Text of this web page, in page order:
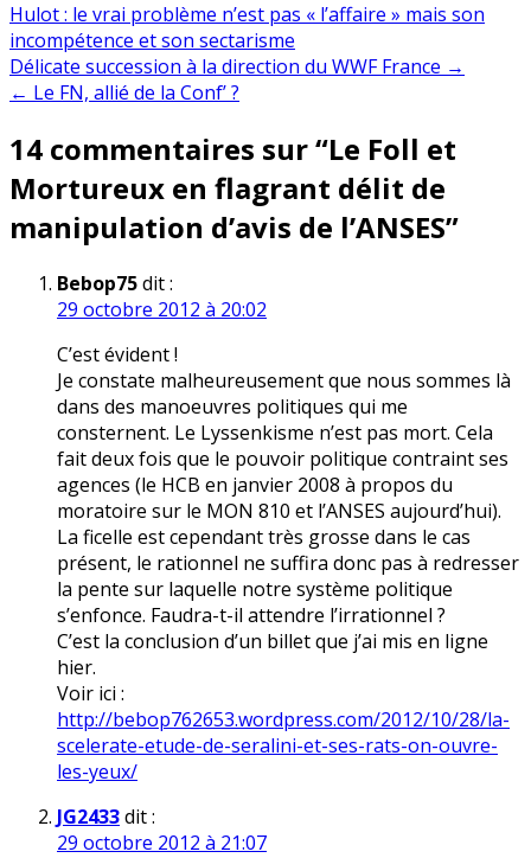
Hulot : le vrai problème n’est pas « l’affaire » mais son
incompétence et son sectarisme
Navigation
de
l’article
Délicate succession à la direction du WWF France →
← Le FN, allié de la Conf’ ?
14 commentaires sur “Le Foll et
Mortureux en flagrant délit de
manipulation d’avis de l’ANSES”
Bebop75dit :
29 octobre 2012 à 20:02
C’est évident !
Je constate malheureusement que nous sommes là
dans des manoeuvres politiques qui me
consternent. Le Lyssenkisme n’est pas mort. Cela
fait deux fois que le pouvoir politique contraint ses
agences (le HCB en janvier 2008 à propos du
moratoire sur le MON 810 et l’ANSES aujourd’hui).
La ficelle est cependant très grosse dans le cas
présent, le rationnel ne suffira donc pas à redresser
la pente sur laquelle notre système politique
s’enfonce. Faudra-t-il attendre l’irrationnel ?
C’est la conclusion d’un billet que j’ai mis en ligne
hier.
Voir ici :
http://bebop762653.wordpress.com/2012/10/28/la-
scelerate-etude-de-seralini-et-ses-rats-on-ouvre-
les-yeux/
JG2433dit :
29 octobre 2012 à 21:07